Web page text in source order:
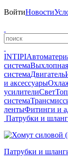
ВойтиНовости
INTIPI
системаВыхлопная
системаДвигатель
и аксессуары
усилителиСвет
система
лентыФитинги и
Патрубки и
Патрубки и